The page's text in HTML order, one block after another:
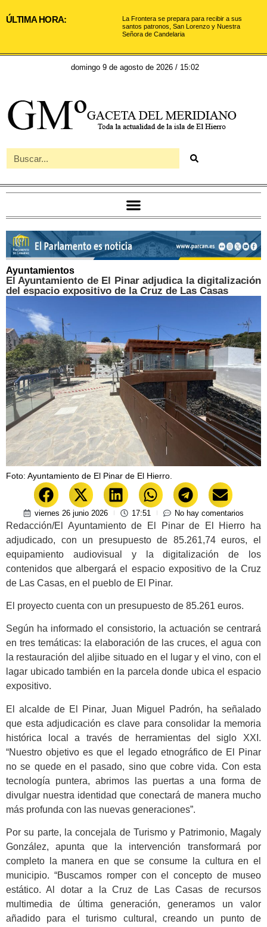
ÚLTIMA HORA:
La Frontera se prepara para recibir a sus
santos patronos, San Lorenzo y Nuestra
Señora de Candelaria
domingo 9 de agosto de 2026 / 15:02
Ayuntamientos
El Ayuntamiento de El Pinar adjudica la digitalización
del espacio expositivo de la Cruz de Las Casas
Foto: Ayuntamiento de El Pinar de El Hierro.
viernes 26 junio 2026 17:51 No hay comentarios
Redacción/El Ayuntamiento de El Pinar de El Hierro ha
adjudicado, con un presupuesto de 85.261,74 euros, el
equipamiento audiovisual y la digitalización de los
contenidos que albergará el espacio expositivo de la Cruz
de Las Casas, en el pueblo de El Pinar.
El proyecto cuenta con un presupuesto de 85.261 euros.
Según ha informado el consistorio, la actuación se centrará
en tres temáticas: la elaboración de las cruces, el agua con
la restauración del aljibe situado en el lugar y el vino, con el
lagar ubicado también en la parcela donde ubica el espacio
expositivo.
El alcalde de El Pinar, Juan Miguel Padrón, ha señalado
que esta adjudicación es clave para consolidar la memoria
histórica local a través de herramientas del siglo XXI.
“Nuestro objetivo es que el legado etnográfico de El Pinar
no se quede en el pasado, sino que cobre vida. Con esta
tecnología puntera, abrimos las puertas a una forma de
divulgar nuestra identidad que conectará de manera mucho
más profunda con las nuevas generaciones”.
Por su parte, la concejala de Turismo y Patrimonio, Magaly
González, apunta que la intervención transformará por
completo la manera en que se consume la cultura en el
municipio. “Buscamos romper con el concepto de museo
estático. Al dotar a la Cruz de Las Casas de recursos
multimedia de última generación, generamos un valor
añadido para el turismo cultural, creando un punto de